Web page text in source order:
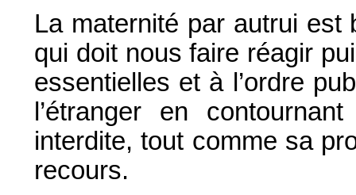
La maternité par autrui est
qui doit nous faire réagir
essentielles et à l’ordre
l’étranger en
interdite, tout comme sa
recours.